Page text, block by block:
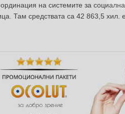
на системите за
Там средствата са 42 863,5 хил.